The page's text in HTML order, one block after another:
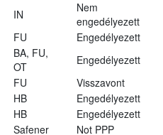
IN
Nem
engedélyezett
FU Engedélyezett
BA, FU,
OT
Engedélyezett
FU
Visszavont
HB Engedélyezett
HB Engedélyezett
Safener Not PPP